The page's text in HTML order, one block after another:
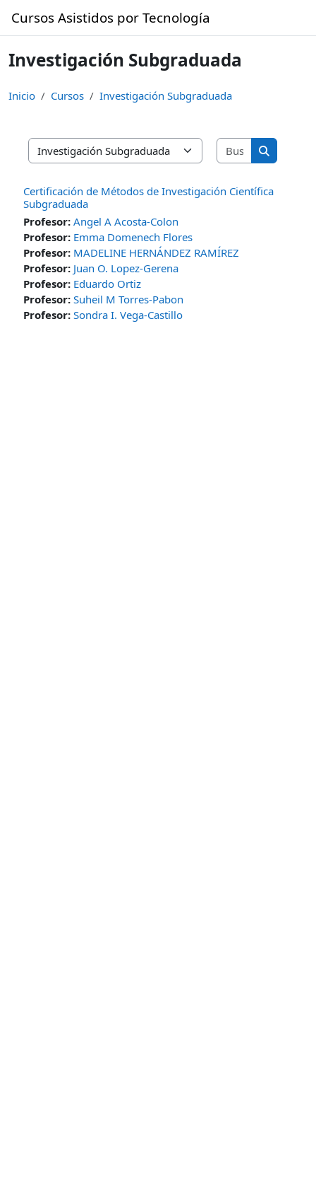
Cursos Asistidos por Tecnología
Investigación Subgraduada
Inicio Cursos Investigación Subgraduada
Categorías
Buscar
Buscar
Certificación de Métodos de Investigación Científica
Subgraduada
Profesor: Angel A Acosta-Colon
Profesor: Emma Domenech Flores
Profesor: MADELINE HERNÁNDEZ RAMÍREZ
Profesor: Juan O. Lopez-Gerena
Profesor: Eduardo Ortiz
Profesor: Suheil M Torres-Pabon
Profesor: Sondra I. Vega-Castillo